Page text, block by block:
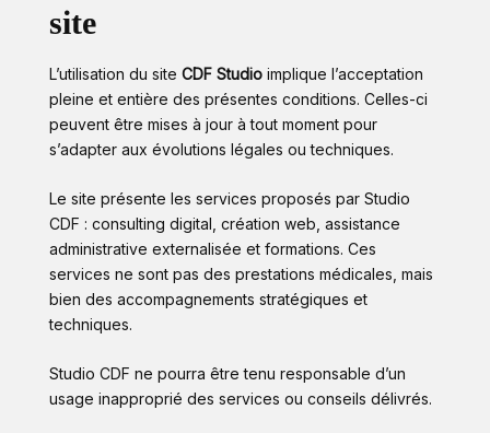
site
L’utilisation du site CDF Studioimplique l’acceptation
pleine et entière des présentes conditions. Celles-ci
peuvent être mises à jour à tout moment pour
s’adapter aux évolutions légales ou techniques.
Le site présente les services proposés par Studio
CDF : consulting digital, création web, assistance
administrative externalisée et formations. Ces
services ne sont pas des prestations médicales, mais
bien des accompagnements stratégiques et
techniques.
Studio CDF ne pourra être tenu responsable d’un
usage inapproprié des services ou conseils délivrés.